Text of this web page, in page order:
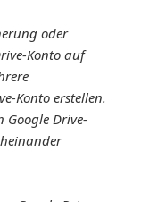
oder
Konto auf
Konto erstellen.
Google Drive-